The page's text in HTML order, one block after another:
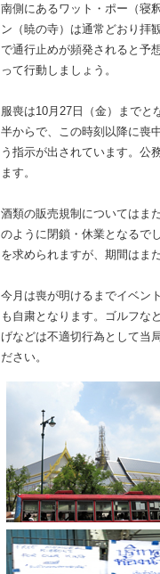
南側にあるワット・ポー（寝
ン（暁の寺）は通常どおり拝
で通行止めが頻発されると予
って行動しましょう。
服喪は10月27日（金）までと
半からで、この時刻以降に喪
う指示が出されています。公
ます。
酒類の販売規制についてはま
のように閉鎖・休業となるで
を求められますが、期間はま
今月は喪が明けるまでイベン
も自粛となります。ゴルフな
げなどは不適切行為として当
ださい。